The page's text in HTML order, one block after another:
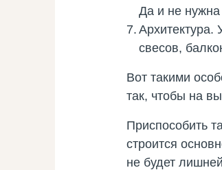
Да и не
Архитектура.
свесов,
Вот такими
так, чтобы на
Приспособить
строится
не будет